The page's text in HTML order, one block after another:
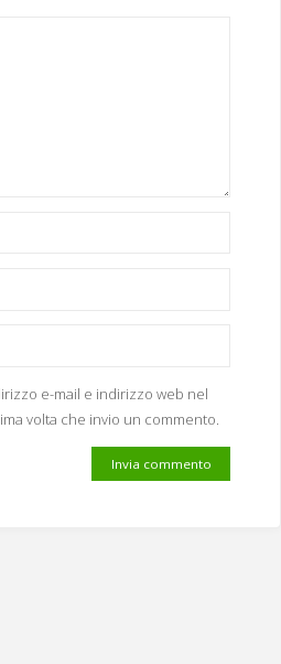
e-mail e indirizzo web nel
volta che invio un commento.